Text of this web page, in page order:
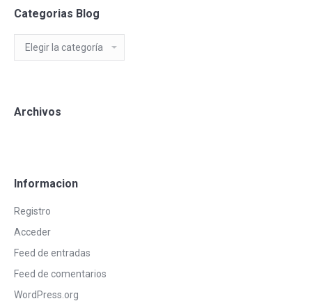
Categorias Blog
Categorias
Blog
Archivos
Informacion
Registro
Acceder
Feed de entradas
Feed de comentarios
WordPress.org